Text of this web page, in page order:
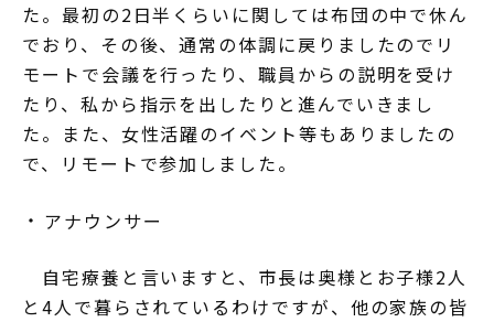
た。最初の2日半くらいに関しては布団の中で休ん
でおり、その後、通常の体調に戻りましたのでリ
モートで会議を行ったり、職員からの説明を受け
たり、私から指示を出したりと進んでいきまし
た。また、女性活躍のイベント等もありましたの
で、リモートで参加しました。
アナウンサー
自宅療養と言いますと、市長は奥様とお子様2人
と4人で暮らされているわけですが、他の家族の皆